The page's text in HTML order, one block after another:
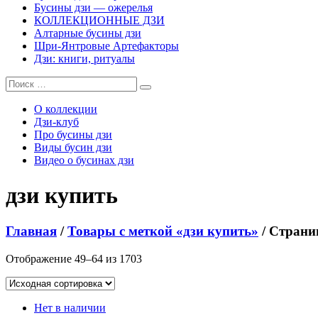
Бусины дзи — ожерелья
КОЛЛЕКЦИОННЫЕ ДЗИ
Алтарные бусины дзи
Шри-Янтровые Артефакторы
Дзи: книги, ритуалы
О коллекции
Дзи-клуб
Про бусины дзи
Виды бусин дзи
Видео о бусинах дзи
дзи купить
Главная /Товары с меткой «дзи купить» /
Отображение 49–64 из 1703
Нет в наличии